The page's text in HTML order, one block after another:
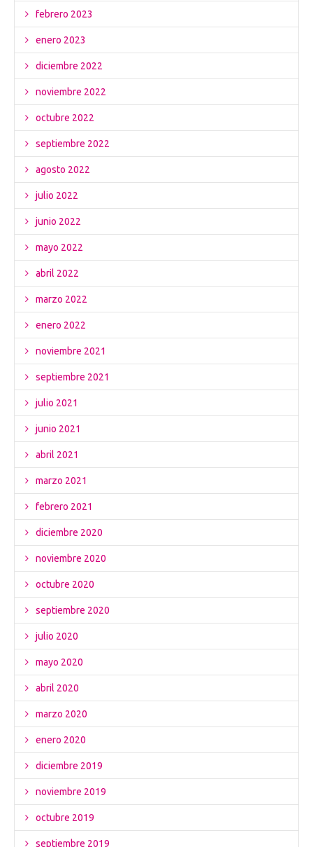
febrero 2023
enero 2023
diciembre 2022
noviembre 2022
octubre 2022
septiembre 2022
agosto 2022
julio 2022
junio 2022
mayo 2022
abril 2022
marzo 2022
enero 2022
noviembre 2021
septiembre 2021
julio 2021
junio 2021
abril 2021
marzo 2021
febrero 2021
diciembre 2020
noviembre 2020
octubre 2020
septiembre 2020
julio 2020
mayo 2020
abril 2020
marzo 2020
enero 2020
diciembre 2019
noviembre 2019
octubre 2019
septiembre 2019